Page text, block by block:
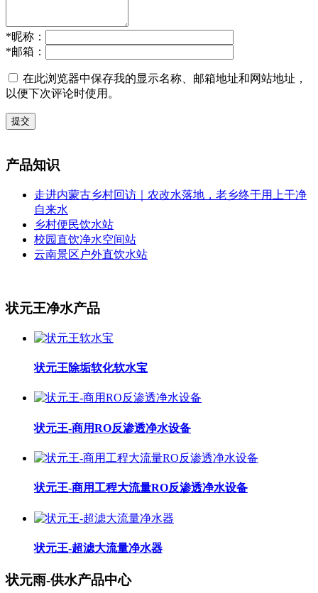
*昵称：
*邮箱：
在此浏览器中保存我的显示名称、邮箱地址和网站地址，
以便下次评论时使用。
提交
产品知识
走进内蒙古乡村回访｜农改水落地，老乡终于用上干净
自来水
乡村便民饮水站
校园直饮净水空间站
云南景区户外直饮水站
状元王净水产品
状元王除垢软化软水宝
状元王-商用RO反渗透净水设备
状元王-商用工程大流量RO反渗透净水设备
状元王-超滤大流量净水器
状元雨-供水产品中心